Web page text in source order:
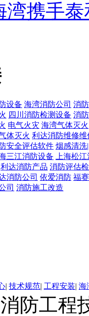
湾携手
设备 海湾消防公司 消
四川消防检测设备 消
电气火灾 海湾气体灭
体灭火 利达消防维修维
安全评估软件 烟感清洗
三江消防设备
上海松
利达消防产品 消防评估
消防公司 依爱消防 福
司 消防施工改造
| 技术规范| 工程安装| 海
防工程